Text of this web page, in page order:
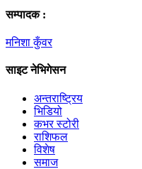
सम्पादक :
मनिशा कुँवर
साइट नेभिगेसन
अन्तराष्ट्रिय
भिडियो
कभर स्टोरी
राशिफल
विशेष
समाज